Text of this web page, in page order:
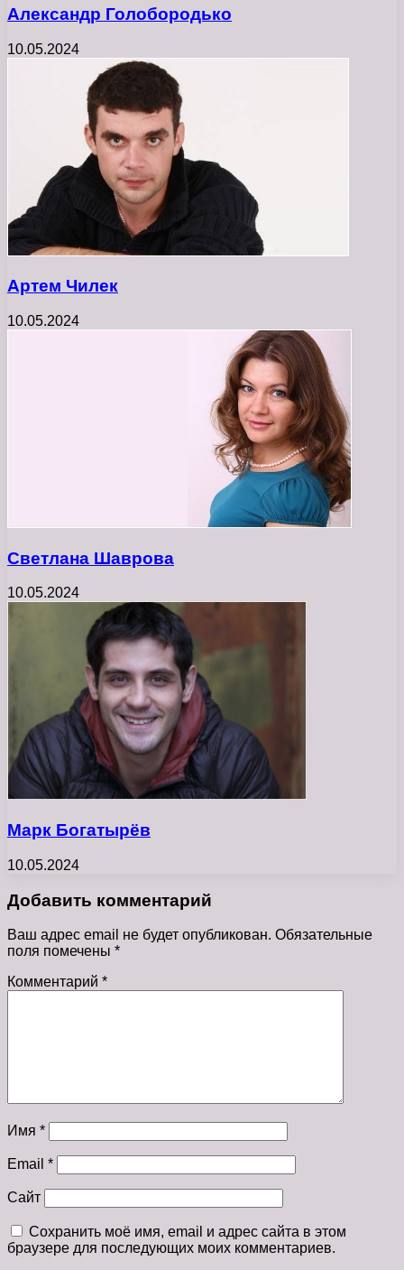
Александр Голобородько
10.05.2024
Артем Чилек
10.05.2024
Светлана Шаврова
10.05.2024
Марк Богатырёв
10.05.2024
Добавить комментарий
Ваш адрес email не будет опубликован. Обязательные
поля помечены *
Комментарий *
Имя *
Email *
Сайт
Сохранить моё имя, email и адрес сайта в этом
браузере для последующих моих комментариев.